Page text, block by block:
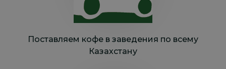
Поставляем кофе в заведения по всему
Казахстану